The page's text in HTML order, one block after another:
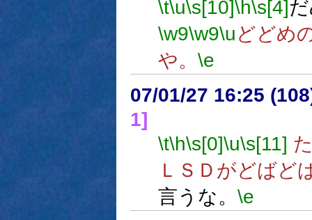
\t\u\s[10]\h\s[4]
\w9\w9\uどどめ
や。 \e
07/01/27 16:25
1]
\t\h\s[0]\u\s[11]
ＬＳＤがどばど
言うな。 \e